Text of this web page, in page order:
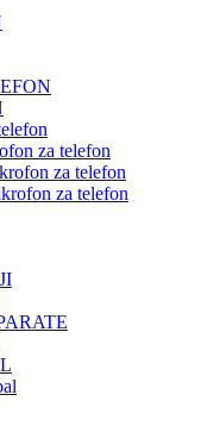
za telefon
za telefon
za telefon